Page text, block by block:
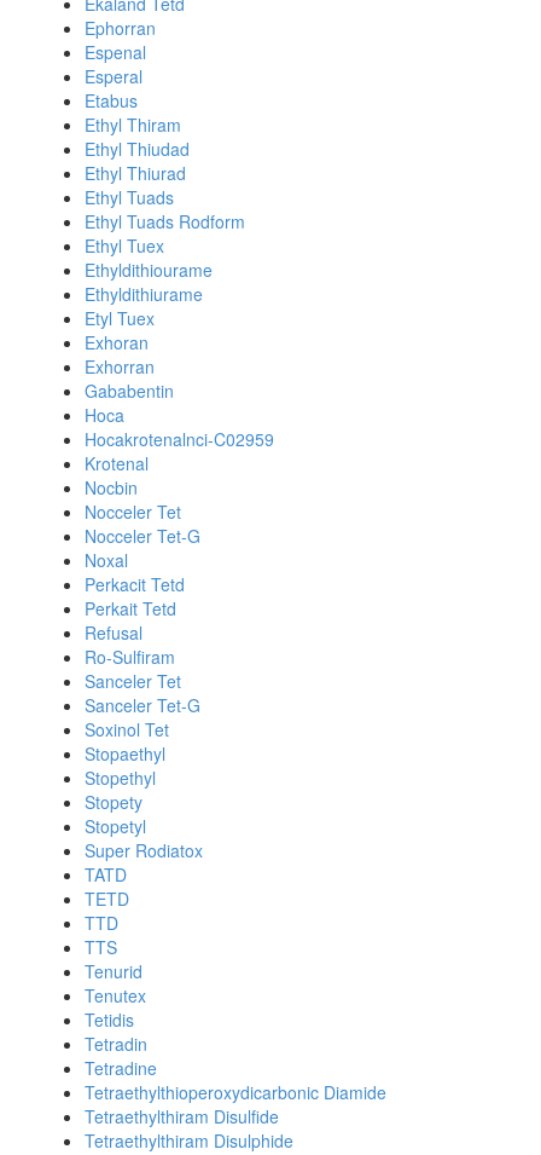
Ephorran
Espenal
Esperal
Etabus
Ethyl Thiram
Ethyl Thiudad
Ethyl Thiurad
Ethyl Tuads
Ethyl Tuads Rodform
Ethyl Tuex
Ethyldithiourame
Ethyldithiurame
Etyl Tuex
Exhoran
Exhorran
Gababentin
Hoca
Hocakrotenalnci-C02959
Krotenal
Nocbin
Nocceler Tet
Nocceler Tet-G
Noxal
Perkacit Tetd
Perkait Tetd
Refusal
Ro-Sulfiram
Sanceler Tet
Sanceler Tet-G
Soxinol Tet
Stopaethyl
Stopethyl
Stopety
Stopetyl
Super Rodiatox
TATD
TETD
TTD
TTS
Tenurid
Tenutex
Tetidis
Tetradin
Tetradine
Tetraethylthioperoxydicarbonic Diamide
Tetraethylthiram Disulfide
Tetraethylthiram Disulphide